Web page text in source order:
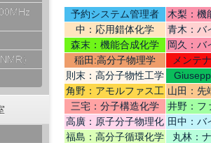
）
予約システム管理者
木梨：機
中：応用錯体化学
青木：バ
テリ
森末：機能合成化学
岡久：バ
稲田:高分子物理学
メンテ
則末：高分子物性工学
角野：アモルファス工
学
山田：先
機
三宅：分子構造化学
井野：フ
高廣：原子分子物理化
学
田中：バ
福島：高分子循環化学
丸林：